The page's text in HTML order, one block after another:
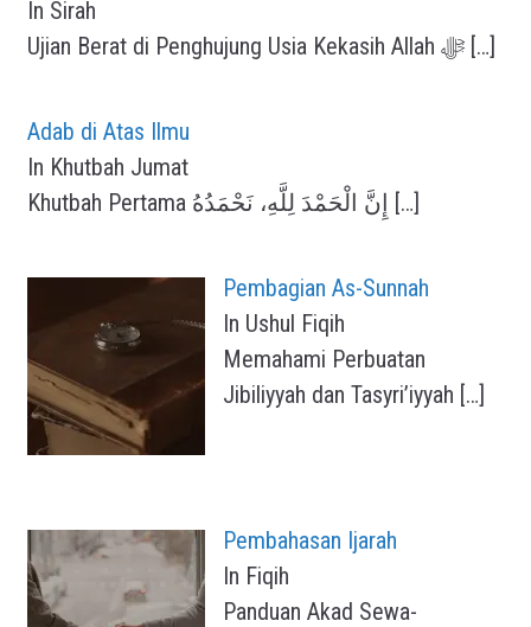
In Sirah
Ujian Berat di Penghujung Usia Kekasih Allah ﷻ […]
Adab di Atas Ilmu
In Khutbah Jumat
[…]
Pembagian As-Sunnah
In Ushul Fiqih
Memahami Perbuatan
Jibiliyyah dan Tasyri’iyyah […]
Pembahasan Ijarah
In Fiqih
Panduan Akad Sewa-